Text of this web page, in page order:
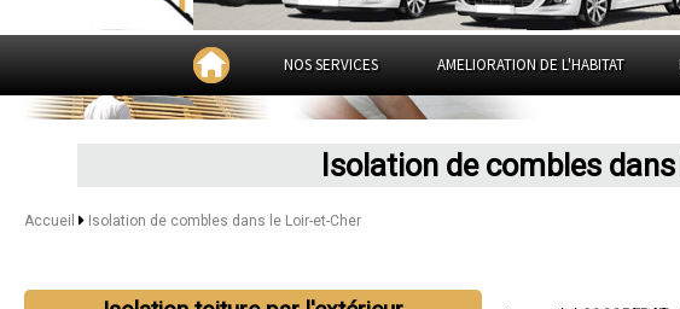
NOS SERVICES AMELIORATION DE L'HABITAT
Isolation de combles
Accueil Isolation de combles dans le Loir-et-Cher